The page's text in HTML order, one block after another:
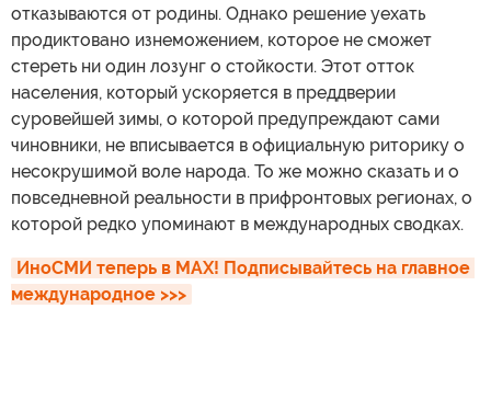
отказываются от родины. Однако решение уехать
продиктовано изнеможением, которое не сможет
стереть ни один лозунг о стойкости. Этот отток
населения, который ускоряется в преддверии
суровейшей зимы, о которой предупреждают сами
чиновники, не вписывается в официальную риторику о
несокрушимой воле народа. То же можно сказать и о
повседневной реальности в прифронтовых регионах, о
которой редко упоминают в международных сводках.
ИноСМИ теперь в MAX! Подписывайтесь на главное
международное >>>